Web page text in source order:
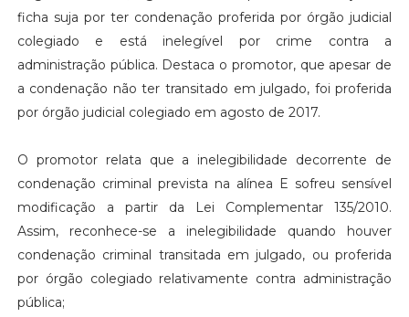
ficha suja por ter condenação proferida por órgão judicial
colegiado e está inelegível por crime contra a
administração pública. Destaca o promotor, que apesar de
a condenação não ter transitado em julgado, foi proferida
por órgão judicial colegiado em agosto de 2017.
O promotor relata que a inelegibilidade decorrente de
condenação criminal prevista na alínea E sofreu sensível
modificação a partir da Lei Complementar 135/2010.
Assim, reconhece-se a inelegibilidade quando houver
condenação criminal transitada em julgado, ou proferida
por órgão colegiado relativamente contra administração
pública;